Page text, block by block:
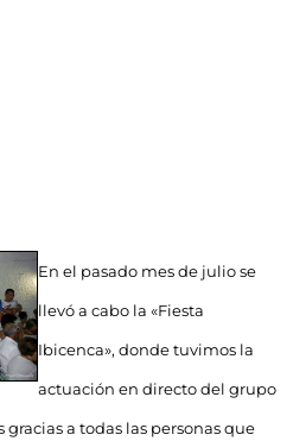
En el pasado mes de julio se
llevó a cabo la «Fiesta
Ibicenca», donde tuvimos la
actuación en directo del grupo
gracias a todas las personas que